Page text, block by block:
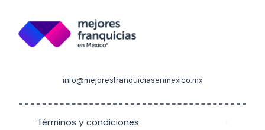
info@mejoresfranquiciasenmexico.mx
Términos y condiciones